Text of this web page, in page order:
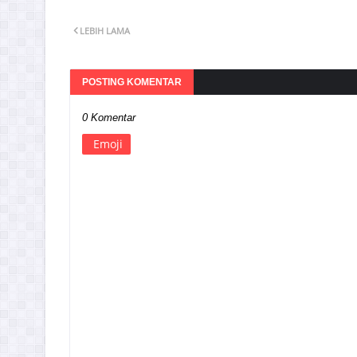
LEBIH LAMA
POSTING KOMENTAR
0 Komentar
Emoji